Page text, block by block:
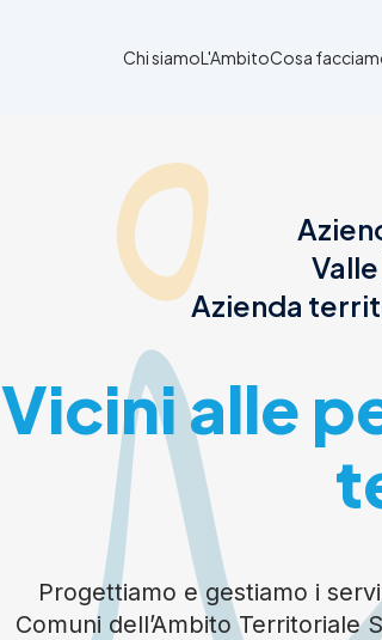
Chi siamoL'AmbitoCosa
Azienda
Vicini alle
Progettiamo e gestiamo i
Comuni dell’Ambito Territoriale